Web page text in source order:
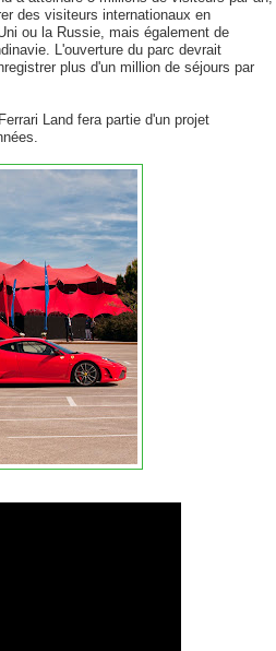
des visiteurs internationaux en
ou la Russie, mais également de
L'ouverture du parc devrait
plus d'un million de séjours par
Land fera partie d'un projet